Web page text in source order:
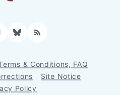
Bluesky
RSS
& Conditions, FAQ
Site Notice
Policy